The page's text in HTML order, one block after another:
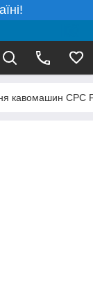
кавомашин CPC